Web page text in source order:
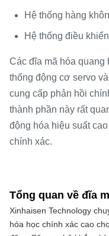
Hệ thống hàng
Hệ thống điều
Các đĩa mã hóa
thống động cơ servo
cung cấp phản hồi
thành phần này rất
động hóa hiệu suất
chính xác.
Tổng quan về đĩa
Xinhaisen Technology
hóa học chính xác cao